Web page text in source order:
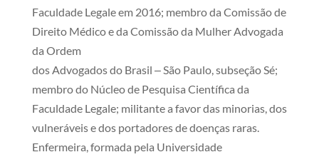
Faculdade Legale em 2016; membro da Comissão de
Direito Médico e da Comissão da Mulher Advogada
da Ordem
dos Advogados do Brasil ‒ São Paulo, subseção Sé;
membro do Núcleo de Pesquisa Científica da
Faculdade Legale; militante a favor das minorias, dos
vulneráveis e dos portadores de doenças raras.
Enfermeira, formada pela Universidade